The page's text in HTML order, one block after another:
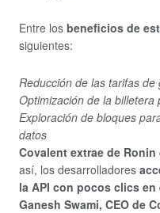
Entre los beneficios de
siguientes:
Reducción de las tarifas
Optimización de la billetera
Exploración de bloques
datos
Covalent extrae de
así, los desarrolladores
la API con pocos clics en
Ganesh Swami, CEO de